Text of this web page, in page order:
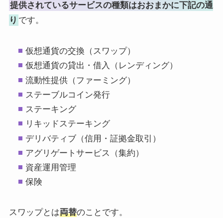
提供されているサービスの種類はおおまかに下記の通
り です。
仮想通貨の交換（スワップ）
仮想通貨の貸出・借入（レンディング）
流動性提供（ファーミング）
ステーブルコイン発行
ステーキング
リキッドステーキング
デリバティブ（信用・証拠金取引）
アグリゲートサービス（集約）
資産運用管理
保険
スワップとは両替のことです。